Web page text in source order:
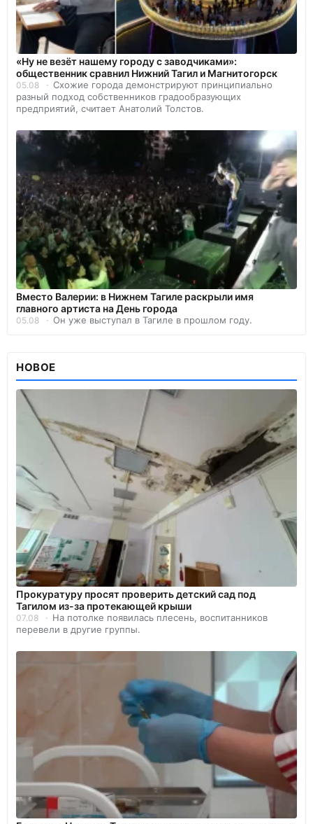
«Ну не везёт нашему городу с заводчиками»:
общественник сравнил Нижний Тагил и Магнитогорск
05.08
Схожие города демонстрируют принципиально
разный подход собственников градообразующих
предприятий, считает Анатолий Толстов.
Вместо Валерии: в Нижнем Тагиле раскрыли имя
главного артиста на День города
05.08 Он уже выступал в Тагиле в прошлом году.
НОВОЕ
Прокуратуру просят проверить детский сад под
Тагилом из-за протекающей крыши
07.08
На потолке появилась плесень, воспитанников
перевели в другие группы.